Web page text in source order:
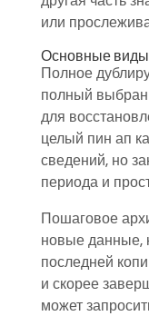
или
Основные виды
Полное
полный
для
целый пин ап
сведений, но
периода и
Пошаговое
новые данные,
последней
и скорее
может